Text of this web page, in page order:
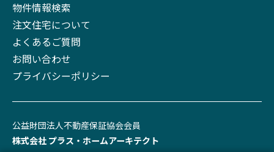
物件情報検索
注文住宅について
よくあるご質問
お問い合わせ
プライバシーポリシー
公益財団法⼈不動産保証協会会員
株式会社 プラス‧ホームアーキテクト